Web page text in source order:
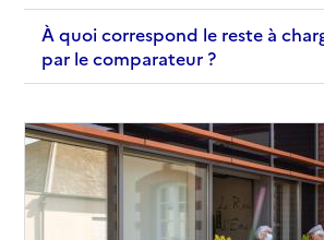
À quoi correspond le reste à
par le comparateur ?